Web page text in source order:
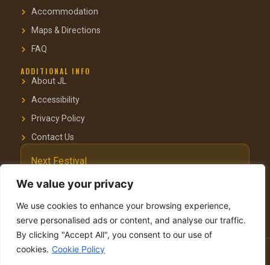
We value your privacy
We use cookies to enhance your browsing experience,
serve personalised ads or content, and analyse our traffic.
By clicking "Accept All", you consent to our use of
cookies. Cookie Policy
Accommodation
Maps & Directions
FAQ
ADDITIONAL INFO
About JL
Accessibility
Privacy Policy
Contact Us
Next Festival
October 3–4, 2025
Pastoral Hotel, Kfar Blum
© 2025 Jacob’s Ladder Festival. Organised by Yehudit & Menachem